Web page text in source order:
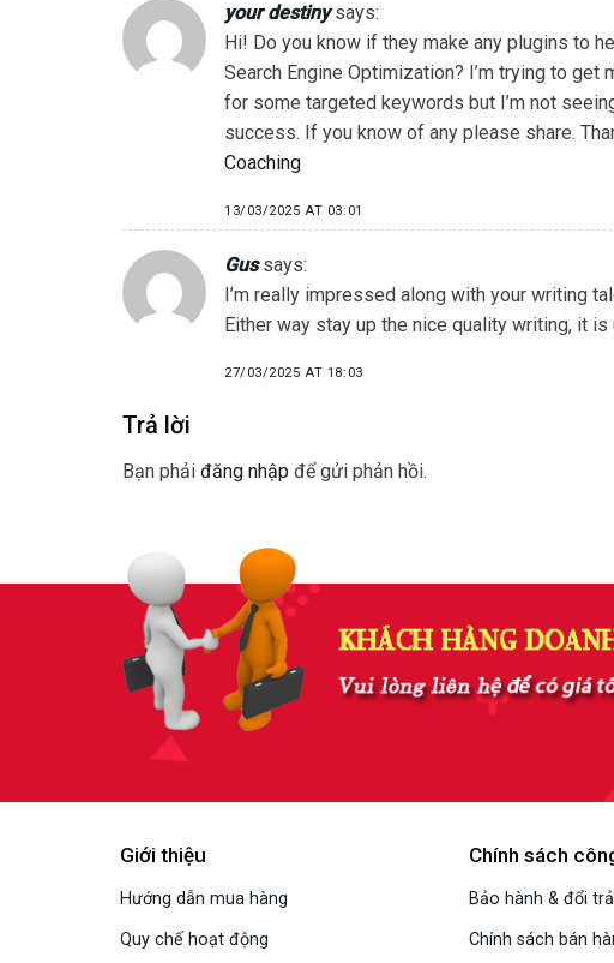
your destiny says:
Hi! Do you know if they make any plugins to
Search Engine Optimization? I’m trying to get
for some targeted keywords but I’m not
success. If you know of any please share.
Coaching
13/03/2025 AT 03:01
Gus says:
I’m really impressed along with your writing
Either way stay up the nice quality writing, it
27/03/2025 AT 18:03
Trả lời
Bạn phải đăng nhập để gửi phản hồi.
Giới thiệu
Hướng dẫn mua hàng
Quy chế hoạt động
Chính sách
Bảo hành & đổi
Chính sách bán